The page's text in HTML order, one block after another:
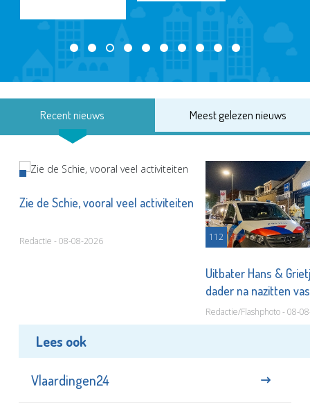
Recent nieuws Meest gelezen nieuws
Zie de Schie, vooral veel activiteiten
Redactie - 08-08-2026 112
Uitbater Hans &
dader na nazitten
Redactie/Flashphoto - 08-
Lees ook
Vlaardingen24